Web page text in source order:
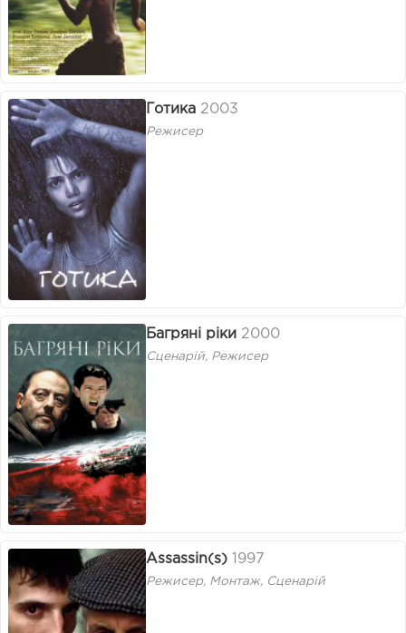
Готика 2003
Режисер
Багряні ріки 2000
Сценарій, Режисер
Assassin(s) 1997
Режисер, Монтаж, Сценарій